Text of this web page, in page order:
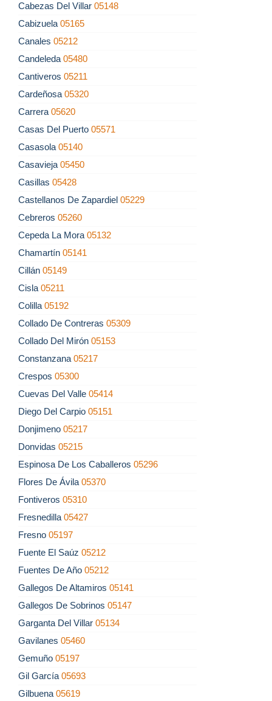
Cabezas Del Villar 05148
Cabizuela 05165
Canales 05212
Candeleda 05480
Cantiveros 05211
Cardeñosa 05320
Carrera 05620
Casas Del Puerto 05571
Casasola 05140
Casavieja 05450
Casillas 05428
Castellanos De Zapardiel 05229
Cebreros 05260
Cepeda La Mora 05132
Chamartín 05141
Cillán 05149
Cisla 05211
Colilla 05192
Collado De Contreras 05309
Collado Del Mirón 05153
Constanzana 05217
Crespos 05300
Cuevas Del Valle 05414
Diego Del Carpio 05151
Donjimeno 05217
Donvidas 05215
Espinosa De Los Caballeros 05296
Flores De Ávila 05370
Fontiveros 05310
Fresnedilla 05427
Fresno 05197
Fuente El Saúz 05212
Fuentes De Año 05212
Gallegos De Altamiros 05141
Gallegos De Sobrinos 05147
Garganta Del Villar 05134
Gavilanes 05460
Gemuño 05197
Gil García 05693
Gilbuena 05619